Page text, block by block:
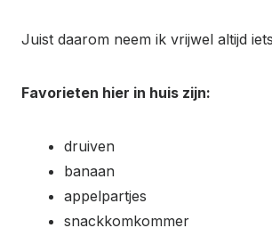
Juist daarom neem ik vrijwel altijd
Favorieten hier in huis zijn:
druiven
banaan
appelpartjes
snackkomkommer